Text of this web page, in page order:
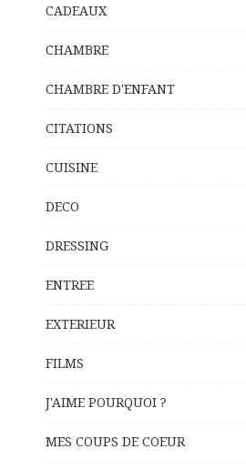
CADEAUX
CHAMBRE
CHAMBRE D'ENFANT
CITATIONS
CUISINE
DECO
DRESSING
ENTREE
EXTERIEUR
FILMS
J'AIME POURQUOI ?
MES COUPS DE COEUR